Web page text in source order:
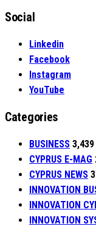
Social
Linkedin
Facebook
Instagram
YouTube
Categories
BUSINESS 3,439
CYPRUS E-MAG
CYPRUS NEWS
INNOVATION
INNOVATION
INNOVATION